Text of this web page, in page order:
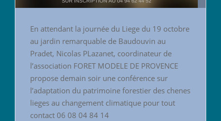
En attendant la journée du Liege du 19 octobre
au jardin remarquable de Baudouvin au
Pradet, Nicolas PLazanet, coordinateur de
l’association FORET MODELE DE PROVENCE
propose demain soir une conférence sur
l’adaptation du patrimoine forestier des chenes
lieges au changement climatique pour tout
contact 06 08 04 84 14